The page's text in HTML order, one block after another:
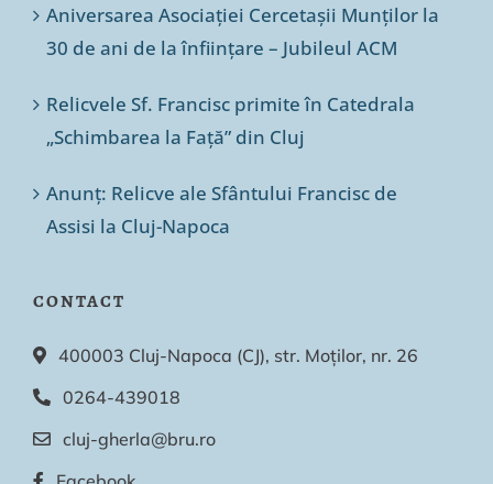
Aniversarea Asociației Cercetașii Munților la
30 de ani de la înființare – Jubileul ACM
Relicvele Sf. Francisc primite în Catedrala
„Schimbarea la Față” din Cluj
Anunț: Relicve ale Sfântului Francisc de
Assisi la Cluj-Napoca
CONTACT
400003 Cluj-Napoca (CJ), str. Moților, nr. 26
0264-439018
cluj-gherla@bru.ro